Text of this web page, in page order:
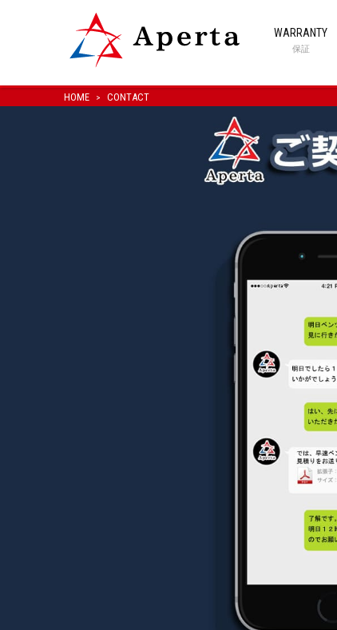
WARRANTY
保証
HOME CONTACT